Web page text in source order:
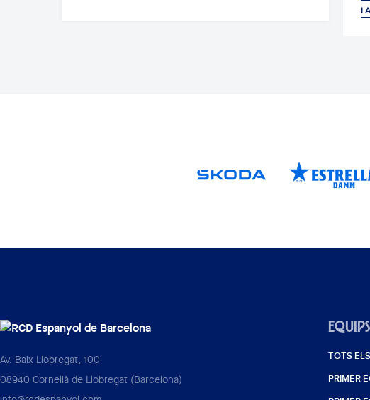
I
Av. Baix Llobregat, 100
08940 Cornellà de Llobregat (Barcelona)
EQUIPS
TOTS
PRIMER